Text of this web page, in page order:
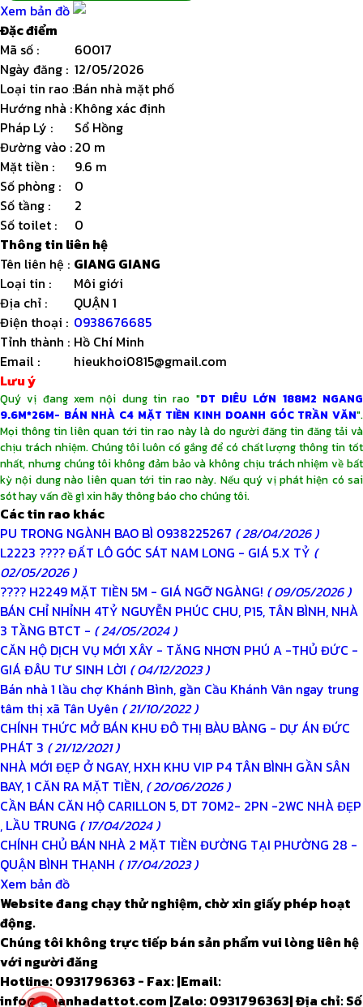
Xem bản đồ
Đặc điểm
Mã số :
60017
Ngày đăng : 12/05/2026
Loại tin rao :Bán nhà mặt phố
Hướng nhà :Không xác định
Pháp Lý :
Sổ Hồng
Đường vào :20 m
Mặt tiền :
9.6 m
Số phòng :
0
Số tầng :
2
Số toilet :
0
Thông tin liên hệ
Tên liên hệ : GIANG GIANG
Loại tin :
Môi giới
Địa chỉ :
QUẬN 1
Điện thoại : 0938676685
Tỉnh thành : Hồ Chí Minh
Email :
hieukhoi0815@gmail.com
Lưu ý
Quý vị đang xem nội dung tin rao "DT DIÊU LỚN 188M2 NGANG
9.6M*26M- BÁN NHÀ C4 MẶT TIỀN KINH DOANH GÓC TRẦN VĂN".
Mọi thông tin liên quan tới tin rao này là do người đăng tin đăng tải và
chịu trách nhiệm. Chúng tôi luôn cố gắng để có chất lượng thông tin tốt
nhất, nhưng chúng tôi không đảm bảo và không chịu trách nhiệm về bất
kỳ nội dung nào liên quan tới tin rao này. Nếu quý vị phát hiện có sai
sót hay vấn đề gì xin hãy thông báo cho chúng tôi.
Các tin rao khác
PU TRONG NGÀNH BAO BÌ 0938225267 ( 28/04/2026 )
L2223 ???? ĐẤT LÔ GÓC SÁT NAM LONG - GIÁ 5.X TỶ (
02/05/2026 )
???? H2249 MẶT TIỀN 5M - GIÁ NGỠ NGÀNG! ( 09/05/2026 )
BÁN CHỈ NHỈNH 4TỶ NGUYỄN PHÚC CHU, P15, TÂN BÌNH, NHÀ
3 TẦNG BTCT - ( 24/05/2024 )
CĂN HỘ DỊCH VỤ MỚI XÂY - TĂNG NHƠN PHÚ A -THỦ ĐỨC -
GIÁ ĐÂU TƯ SINH LỜI ( 04/12/2023 )
Bán nhà 1 lầu chợ Khánh Bình, gần Cầu Khánh Vân ngay trung
tâm thị xã Tân Uyên ( 21/10/2022 )
CHÍNH THỨC MỞ BÁN KHU ĐÔ THỊ BÀU BÀNG - DỰ ÁN ĐỨC
PHÁT 3 ( 21/12/2021 )
NHÀ MỚI ĐẸP Ở NGAY, HXH KHU VIP P4 TÂN BÌNH GẦN SÂN
BAY, 1 CĂN RA MẶT TIỀN, ( 20/06/2026 )
CẦN BÁN CĂN HỘ CARILLON 5, DT 70M2- 2PN -2WC NHÀ ĐẸP
, LẦU TRUNG ( 17/04/2024 )
CHÍNH CHỦ BÁN NHÀ 2 MẶT TIỀN ĐƯỜNG TẠI PHƯỜNG 28 -
QUẬN BÌNH THẠNH ( 17/04/2023 )
Xem bản đồ
Website đang chạy thử nghiệm, chờ xin giấy phép hoạt
động.
Chúng tôi không trực tiếp bán sản phẩm vui lòng liên hệ
với người đăng
Hotline: 0931796363 - Fax:|Email:
info@muanhadattot.com |Zalo: 0931796363|Địa chỉ: Số